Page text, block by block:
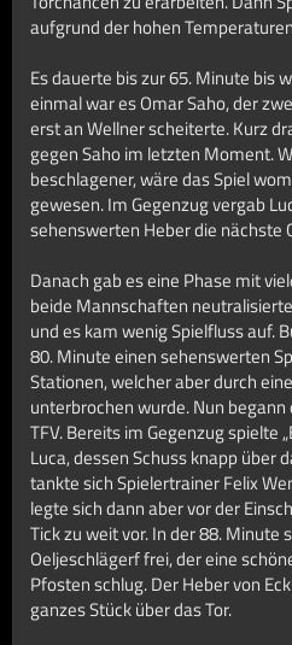
aufgrund der hohen
Es dauerte bis zur 65. Minute bis
einmal war es Omar Saho, der
erst an Wellner scheiterte. Kurz
gegen Saho im letzten Moment.
beschlagener, wäre das Spiel
gewesen. Im Gegenzug vergab
sehenswerten Heber die nächste
Danach gab es eine Phase mit
beide Mannschaften
und es kam wenig Spielfluss auf.
80. Minute einen sehenswerten
Stationen, welcher aber durch
unterbrochen wurde. Nun
TFV. Bereits im Gegenzug spielte
Luca, dessen Schuss knapp über
tankte sich Spielertrainer Felix
legte sich dann aber vor der
Tick zu weit vor. In der 88. Minute
Oeljeschlägerf frei, der eine
Pfosten schlug. Der Heber von
ganzes Stück über das Tor.